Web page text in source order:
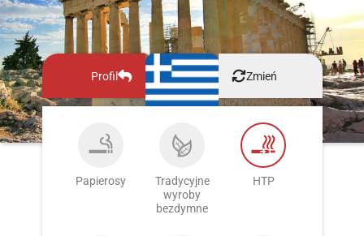
Profil Zmień
Papierosy
Tradycyjne
wyroby
bezdymne
HTP